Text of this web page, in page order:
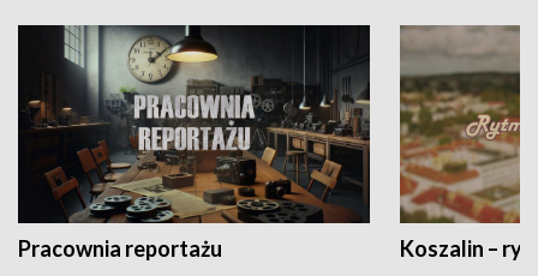
Pracownia reportażu Koszalin –